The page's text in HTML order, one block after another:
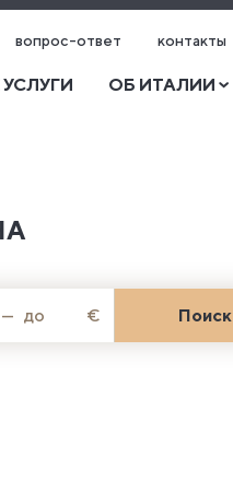
вопрос-ответ контакты
ОБ ИТАЛИИ
— до € Поиск